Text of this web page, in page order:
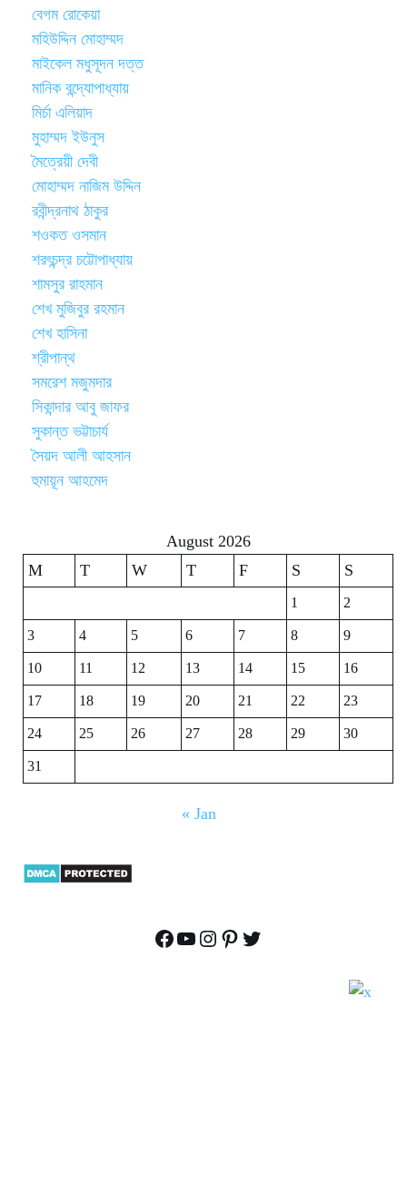
বেগম রোকেয়া
মহিউদ্দিন মোহাম্মদ
মাইকেল মধুসূদন দত্ত
মানিক বন্দ্যোপাধ্যায়
মির্চা এলিয়াদ
মুহাম্মদ ইউনুস
মৈত্রেয়ী দেবী
মোহাম্মদ নাজিম উদ্দিন
রবীন্দ্রনাথ ঠাকুর
শওকত ওসমান
শরৎচন্দ্র চট্টোপাধ্যায়
শামসুর রাহমান
শেখ মুজিবুর রহমান
শেখ হাসিনা
শ্রীপান্থ
সমরেশ মজুমদার
সিকান্দার আবু জাফর
সুকান্ত ভট্টাচার্য
সৈয়দ আলী আহসান
হুমায়ূন আহমেদ
August 2026
M
T W T F S S
1
2
3
4 5 6 7 8
9
10
11 12 13 14 15
16
17
18 19 20 21 22
23
24
25 26 27 28 29
30
31
« Jan